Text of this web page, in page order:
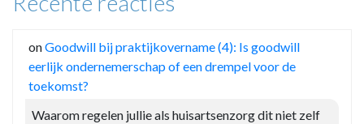
onGoodwill bij praktijkovername (4): Is goodwill
eerlijk ondernemerschap of een drempel voor de
toekomst?
Waarom regelen jullie als huisartsenzorg dit niet zelf